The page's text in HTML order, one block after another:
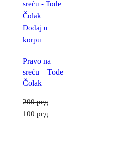
Dodaj u
korpu
Pravo na
sreću – Tode
Čolak
200рсд
100 рсд